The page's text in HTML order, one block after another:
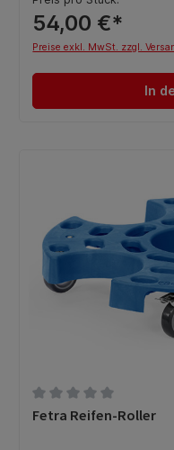
54,00 €*
Preise exkl. MwSt. zzgl.
In
Durchschnittliche
Fetra Reifen-Roller